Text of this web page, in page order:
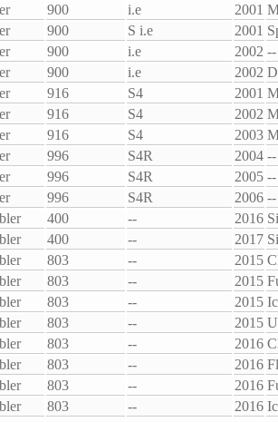
900 i.e 2001
900 S i.e 2001
900 i.e 2002 --
900 i.e 2002
916 S4 2001
916 S4 2002
916 S4 2003
996 S4R 2004 --
996 S4R 2005 --
996 S4R 2006 --
400 -- 2016
400 -- 2017
803 -- 2015
803 -- 2015
803 -- 2015
803 -- 2015
803 -- 2016
803 -- 2016
803 -- 2016
803 -- 2016